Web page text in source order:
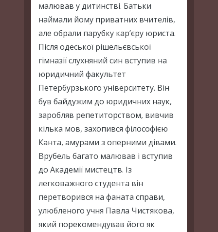
малював у дитинстві. Батьки
наймали йому приватних вчителів,
але обрали парубку кар’єру юриста.
Після одеської рішельєвської
гімназії слухняний син вступив на
юридичний факультет
Петербурзького університету. Він
був байдужим до юридичних наук,
заробляв репетиторством, вивчив
кілька мов, захопився філософією
Канта, амурами з оперними дівами.
Врубель багато малював і вступив
до Академії мистецтв. Із
легковажного студента він
перетворився на фаната справи,
улюбленого учня Павла Чистякова,
який порекомендував його як